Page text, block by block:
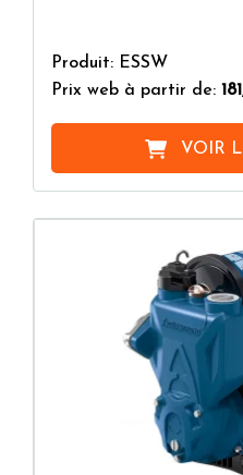
Produit: ESSW
Prix web à partir de:
VOIR